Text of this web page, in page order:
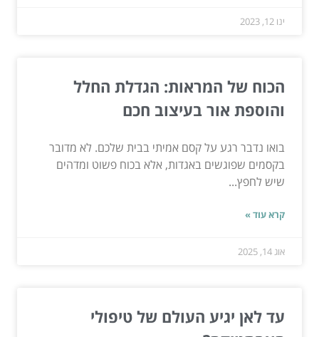
ינו 12, 2023
הכוח של המראות: הגדלת החלל
והוספת אור בעיצוב חכם
בואו נדבר רגע על קסם אמיתי בבית שלכם. לא מדובר
בקסמים שפוגשים באגדות, אלא בכוח פשוט ומדהים
שיש לחפץ...
קרא עוד »
אוג 14, 2025
עד לאן יגיע העולם של טיפולי